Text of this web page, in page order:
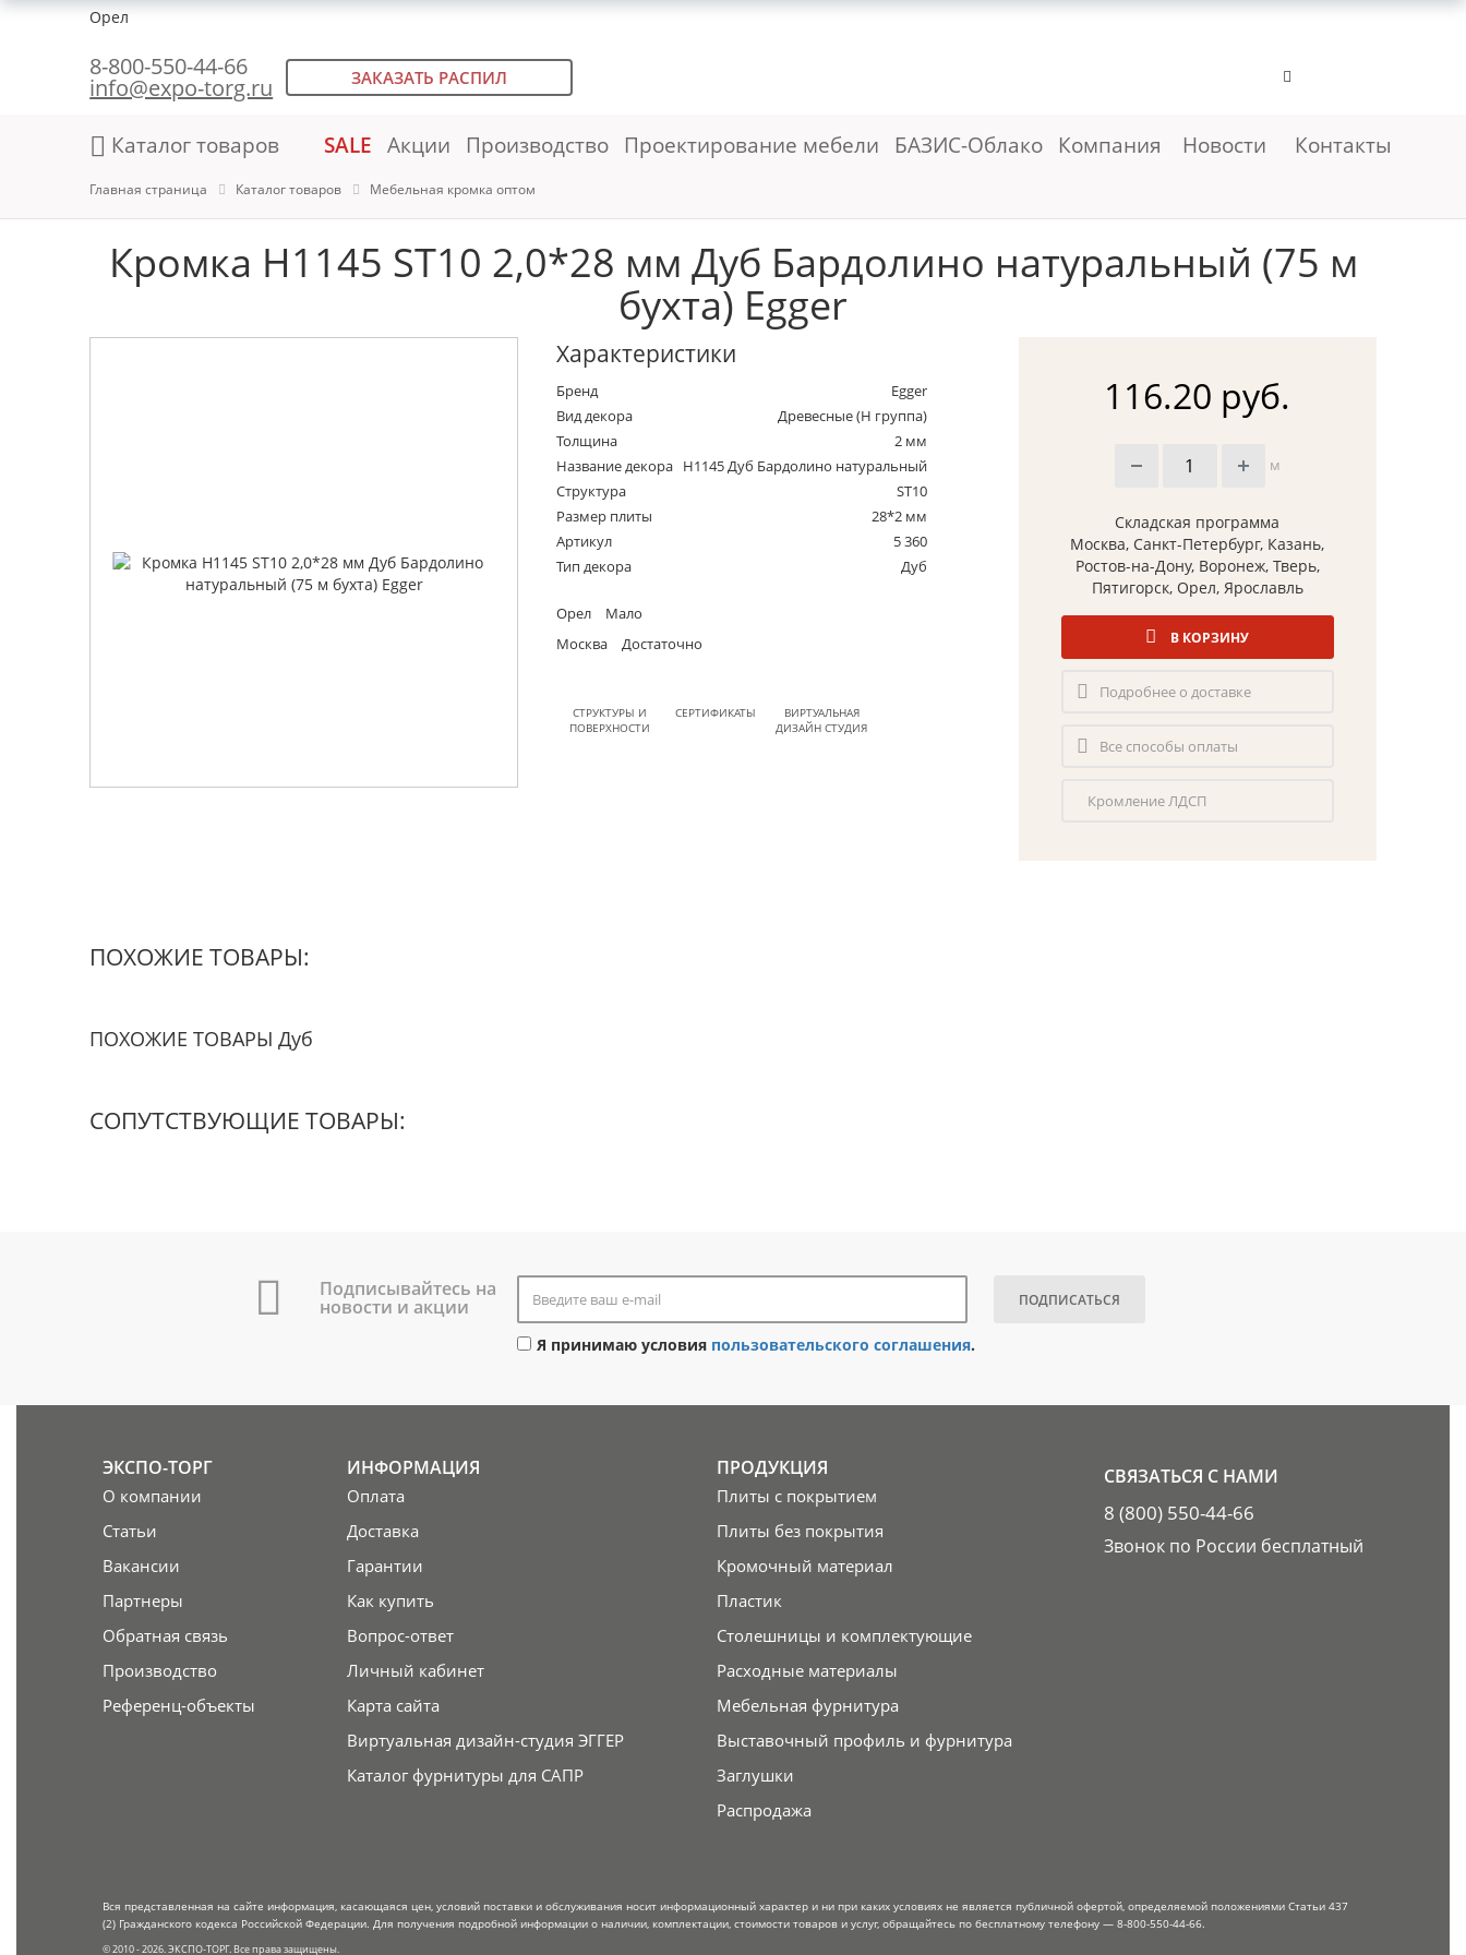
Орел
8-800-550-44-66
info@expo-torg.ru ЗАКАЗАТЬ РАСПИЛ
Каталог товаров SALE Акции Производство Проектирование мебели БАЗИС-Облако Компания Новости Контакты
Главная страница Каталог товаров Мебельная кромка оптом
Кромка H1145 ST10 2,0*28 мм Дуб Бардолино натуральный (75 м
бухта) Egger
Характеристики
Бренд
Egger
Вид декора
Древесные (Н группа)
Толщина
2 мм
Название декора H1145 Дуб Бардолино натуральный
Структура
ST10
Размер плиты
28*2 мм
Артикул
5 360
Тип декора
Дуб
Орел
Мало
Москва
Достаточно
СТРУКТУРЫ И
ПОВЕРХНОСТИ
СЕРТИФИКАТЫ
ВИРТУАЛЬНАЯ
ДИЗАЙН СТУДИЯ
116.20 руб.
м
Складская программа
Москва, Санкт-Петербург, Казань,
Ростов-на-Дону, Воронеж, Тверь,
Пятигорск, Орел, Ярославль
В КОРЗИНУ
Подробнее о доставке
Все способы оплаты
Кромление ЛДСП
ПОХОЖИЕ ТОВАРЫ:
ПОХОЖИЕ ТОВАРЫ Дуб
СОПУТСТВУЮЩИЕ ТОВАРЫ:
Подписывайтесь на
новости и акции ПОДПИСАТЬСЯ
Я принимаю условия пользовательского соглашения.
ЭКСПО-ТОРГ
О компании
Статьи
Вакансии
Партнеры
Обратная связь
Производство
Референц-объекты
ИНФОРМАЦИЯ
Оплата
Доставка
Гарантии
Как купить
Вопрос-ответ
Личный кабинет
Карта сайта
Виртуальная дизайн-студия ЭГГЕР
Каталог фурнитуры для САПР
ПРОДУКЦИЯ
Плиты с покрытием
Плиты без покрытия
Кромочный материал
Пластик
Столешницы и комплектующие
Расходные материалы
Мебельная фурнитура
Выставочный профиль и фурнитура
Заглушки
Распродажа
СВЯЗАТЬСЯ С НАМИ
8 (800) 550-44-66
Звонок по России бесплатный
Вся представленная на сайте информация, касающаяся цен, условий поставки и обслуживания носит информационный характер и ни при каких условиях не является публичной офертой, определяемой положениями Статьи 437
(2) Гражданского кодекса Российской Федерации. Для получения подробной информации о наличии, комплектации, стоимости товаров и услуг, обращайтесь по бесплатному телефону — 8-800-550-44-66.
© 2010 - 2026. ЭКСПО-ТОРГ. Все права защищены.